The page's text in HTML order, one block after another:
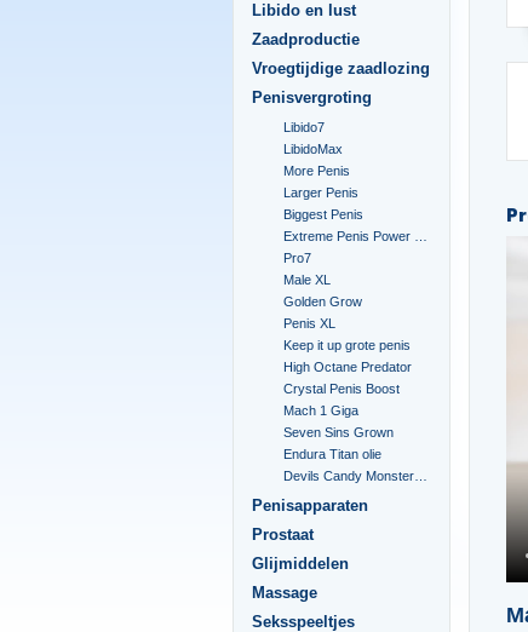
Libido en lust
Zaadproductie
Vroegtijdige zaadlozing
Penisvergroting
Libido7
LibidoMax
More Penis
Larger Penis
Biggest Penis
Pro7
Male XL
Golden Grow
Penis XL
Keep it up grote penis
High Octane Predator
Crystal Penis Boost
Mach 1 Giga
Seven Sins Grown
Endura Titan olie
Penisapparaten
Prostaat
Glijmiddelen
Massage
Seksspeeltjes